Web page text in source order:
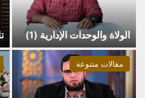
الولاة والوحدات الإدارية (1)
مقالات متنوعة